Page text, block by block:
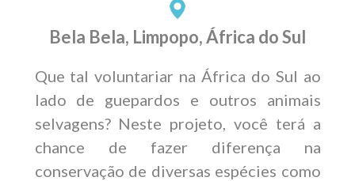
Bela Bela, Limpopo, África do Sul
Que tal voluntariar na África do Sul ao
lado de guepardos e outros animais
selvagens? Neste projeto, você terá a
chance de fazer diferença na
conservação de diversas espécies como